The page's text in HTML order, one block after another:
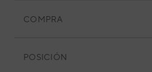
COMPRA
POSICIÓN